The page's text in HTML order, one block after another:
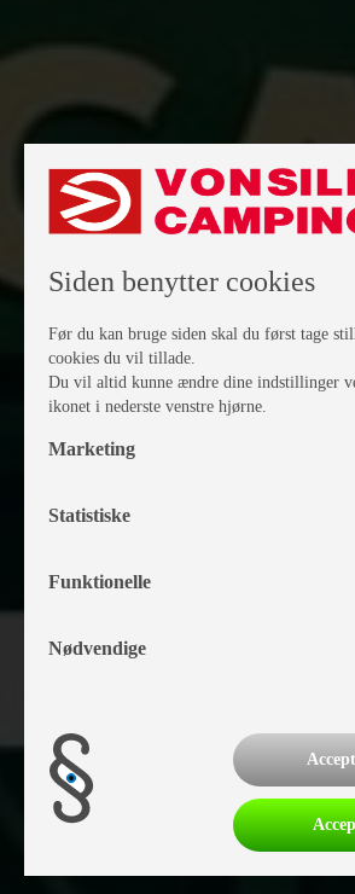
Siden benytter cookies
Før du kan bruge siden skal du først tage
cookies du vil tillade.
Du vil altid kunne ændre dine indstillinger
ikonet i nederste venstre hjørne.
Marketing
Statistiske
Funktionelle
Nødvendige